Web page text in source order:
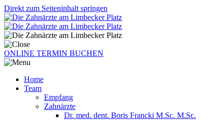
Direkt zum Seiteninhalt springen
ONLINE TERMIN BUCHEN
Home
Team
Empfang
Zahnärzte
Dr. med. dent. Boris Francki M.Sc. M.Sc.